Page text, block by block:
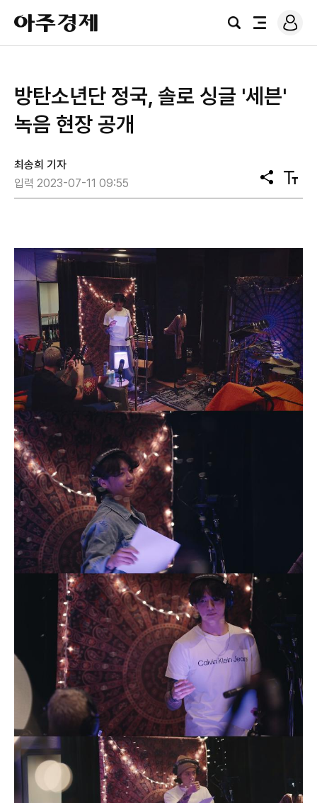
아
주
경
검
전
로
그
방탄소년단 정국, 솔로 싱글 '세븐'
녹음 현장 공개
최송희 기자
입력 2023-07-11 09:55
공
유
텍
스